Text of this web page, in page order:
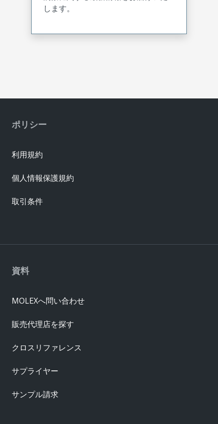
します。
資料
MOLEXへ問い合わせ
販売代理店を探す
クロスリファレンス
サプライヤー
サンプル請求
ポリシー
利用規約
個人情報保護規約
取引条件